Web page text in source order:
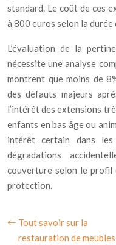
standard. Le coût de ces
à 800 euros selon la durée
L’évaluation de la
nécessite une analyse
montrent que moins de
des défauts majeurs
l’intérêt des extensions
enfants en bas âge ou
intérêt certain dans les
dégradations
couverture selon le profil
protection.
Tout savoir sur la
restauration de meubles